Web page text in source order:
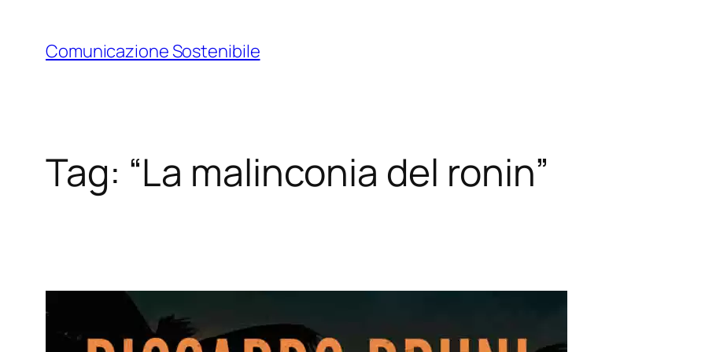
contenuto
Comunicazione Sostenibile
Tag: “La malinconia del ronin”